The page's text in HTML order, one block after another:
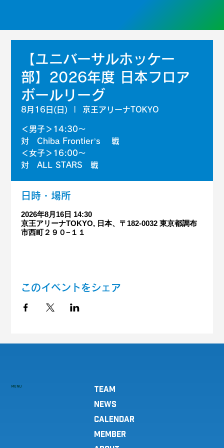
【ユニバーサルホッケー
部】2026年度 日本フロア
ボールリーグ
8月16日(日) 京王アリーナTOKYO
＜男子＞14:30～
対 Chiba Frontier’s 戦
＜女子＞16:00～
対 ALL STARS 戦
日時・場所
2026年8月16日 14:30
京王アリーナTOKYO, 日本、〒182-0032 東京都調布
市西町２９０−１１
このイベントをシェア
MENU
TEAM
NEWS
CALENDAR
MEMBER